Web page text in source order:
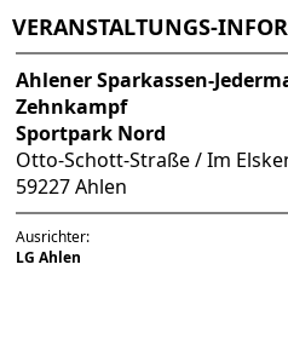
VERANSTALTUNGS-
Ahlener Sparkassen-
Zehnkampf
Sportpark Nord
Otto-Schott-Straße / Im
59227 Ahlen
Ausrichter:
LG Ahlen